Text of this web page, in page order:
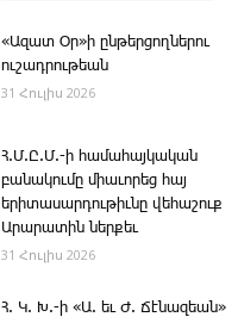
«Ազատ Օր»ի ընթերցողներու
ուշադրութեան
31 Հուլիս 2026
Հ.Մ.Ը.Մ.-ի համահայկական
բանակումը միաւորեց հայ
երիտասարդութիւնը վեհաշուք
Արարատին ներքեւ
31 Հուլիս 2026
Հ. Կ. Խ.-ի «Ա. եւ Ժ. ­Ճէնազեան»